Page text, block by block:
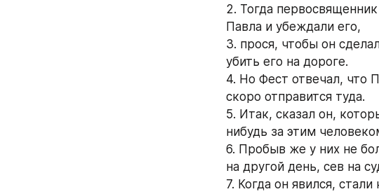
2. Тогда
Павла и убеждали его,
3. прося, чтобы он
убить его на дороге.
4. Но Фест отвечал, что
скоро отправится туда.
5. Итак, сказал он,
нибудь за этим
6. Пробыв же у них не
на другой день, сев на
7. Когда он явился,